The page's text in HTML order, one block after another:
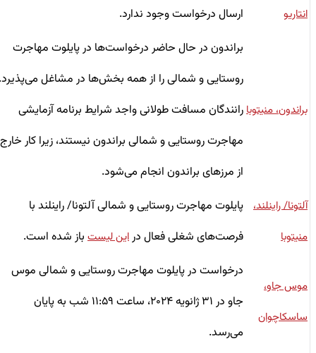
انتاریو
ارسال درخواست وجود ندارد.
براندون، منیتوبا
براندون در حال حاضر درخواست‌ها در پایلوت مهاجرت
روستایی و شمالی را از همه بخش‌ها در مشاغل می‌پذیرد.
رانندگان مسافت طولانی واجد شرایط برنامه آزمایشی
مهاجرت روستایی و شمالی براندون نیستند، زیرا کار خارج
از مرزهای براندون انجام می‌شود.
آلتونا/ راینلند،
منیتوبا
پایلوت مهاجرت روستایی و شمالی آلتونا/ راینلند با
فرصت‌های شغلی فعال دراین لیستباز شده است.
موس جاو،
ساسکاچوان
درخواست در پایلوت مهاجرت روستایی و شمالی موس
جاو در ۳۱ ژانویه ۲۰۲۴، ساعت ۱۱:۵۹ شب به پایان
می‌رسد.